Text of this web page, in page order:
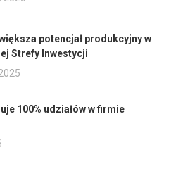
potencjał produkcyjny w
Strefy Inwestycji
100% udziałów w firmie